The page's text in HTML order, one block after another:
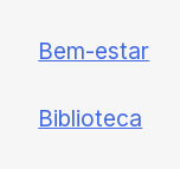
Bem-estar
Biblioteca